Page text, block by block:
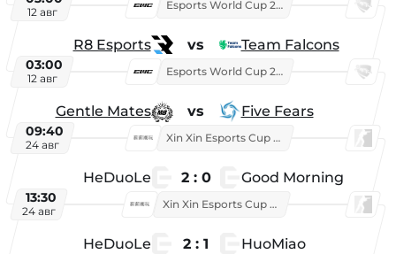
12 авг
Esports World Cup 2026
R8 Esports vs Team Falcons
03:00
12 авг
Esports World Cup 2026
Gentle Mates vs Five Fears
09:40
24 авг
Xin Xin Esports Cup 2025
HeDuoLe 2 : 0 Good Morning
13:30
24 авг
Xin Xin Esports Cup 2026
HeDuoLe 2 : 1 HuoMiao